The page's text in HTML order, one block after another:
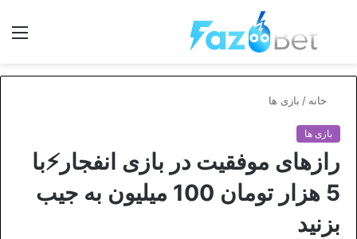
جستجو
برای
خانه / بازی ها
بازی ها
رازهای موفقیت در بازی انفجار⚡️با
5 هزار تومان 100 میلیون به جیب
بزنید